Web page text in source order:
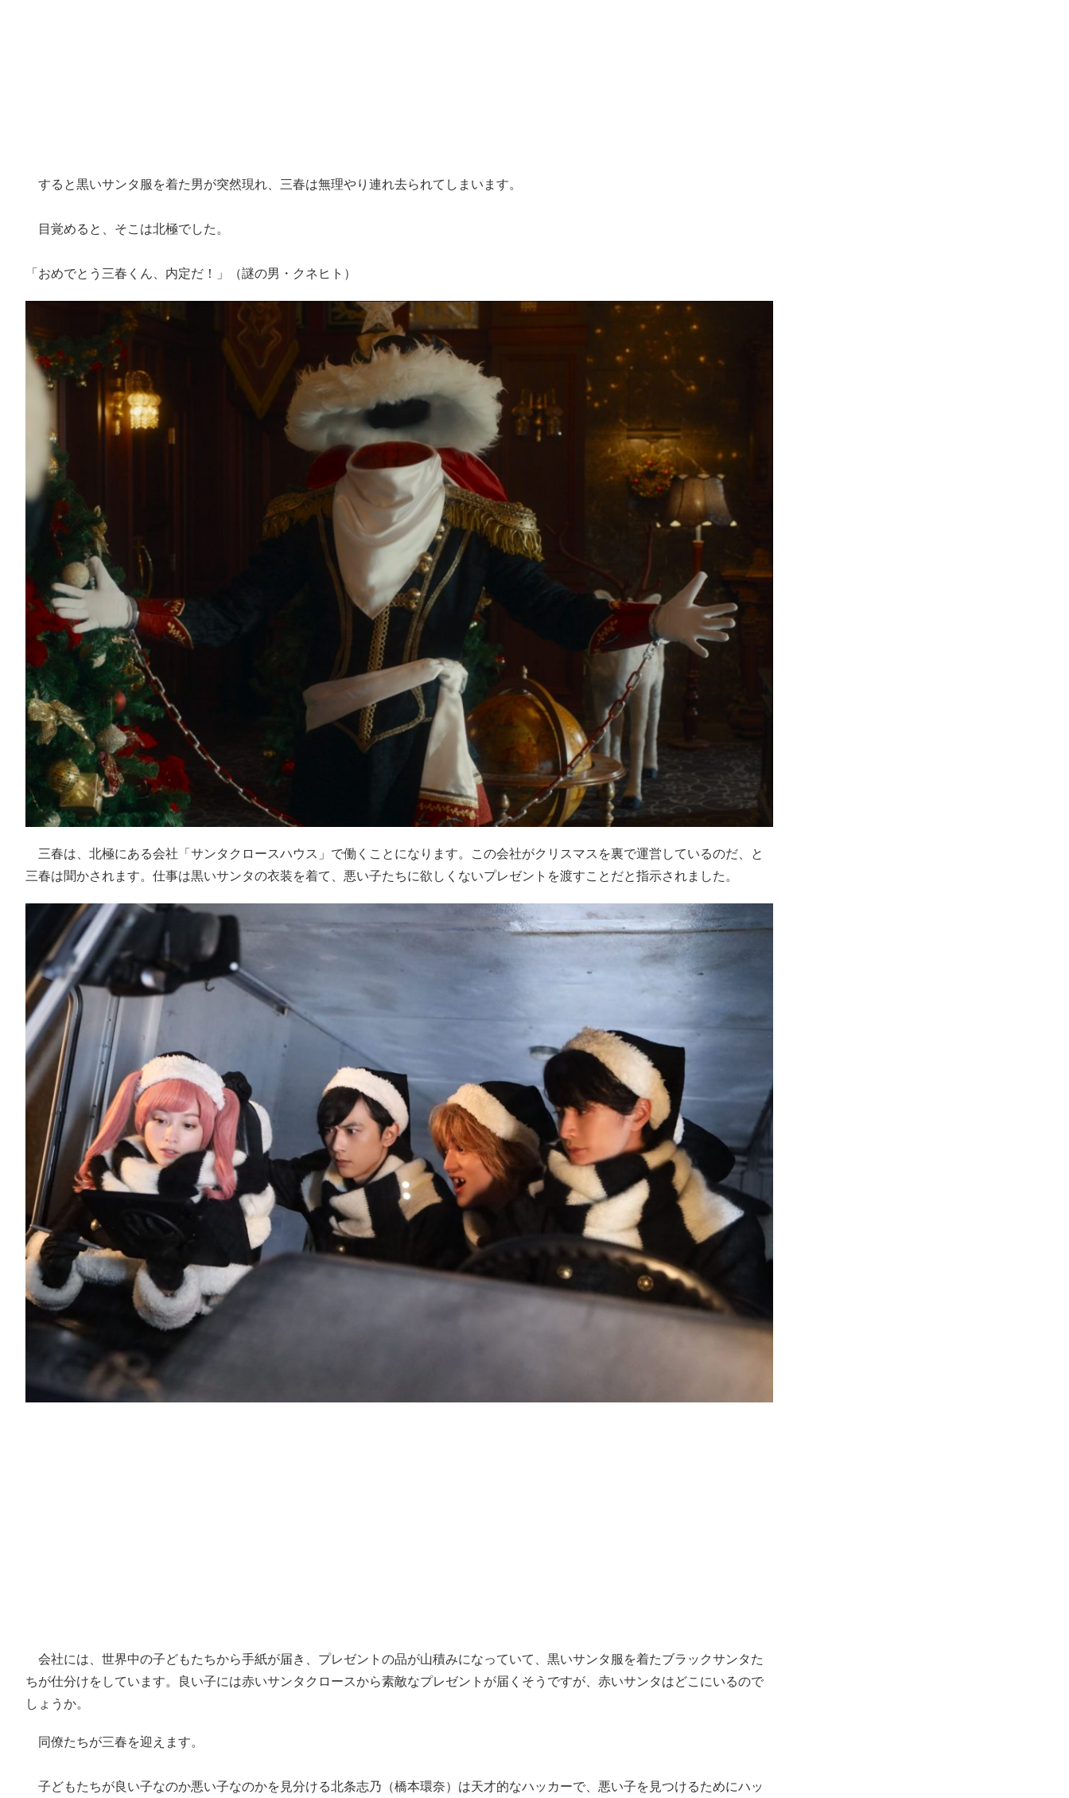
すると黒いサンタ服を着た男が突然現れ、三春は無理やり連れ去られてしまいます。
目覚めると、そこは北極でした。
「おめでとう三春くん、内定だ！」（謎の男・クネヒト）
三春は、北極にある会社「サンタクロースハウス」で働くことになります。この会社がクリスマスを裏で運営しているのだ、と
三春は聞かされます。仕事は黒いサンタの衣装を着て、悪い子たちに欲しくないプレゼントを渡すことだと指示されました。
会社には、世界中の子どもたちから手紙が届き、プレゼントの品が山積みになっていて、黒いサンタ服を着たブラックサンタた
ちが仕分けをしています。良い子には赤いサンタクロースから素敵なプレゼントが届くそうですが、赤いサンタはどこにいるので
しょうか。
同僚たちが三春を迎えます。
子どもたちが良い子なのか悪い子なのかを見分ける北条志乃（橋本環奈）は天才的なハッカーで、悪い子を見つけるためにハッ